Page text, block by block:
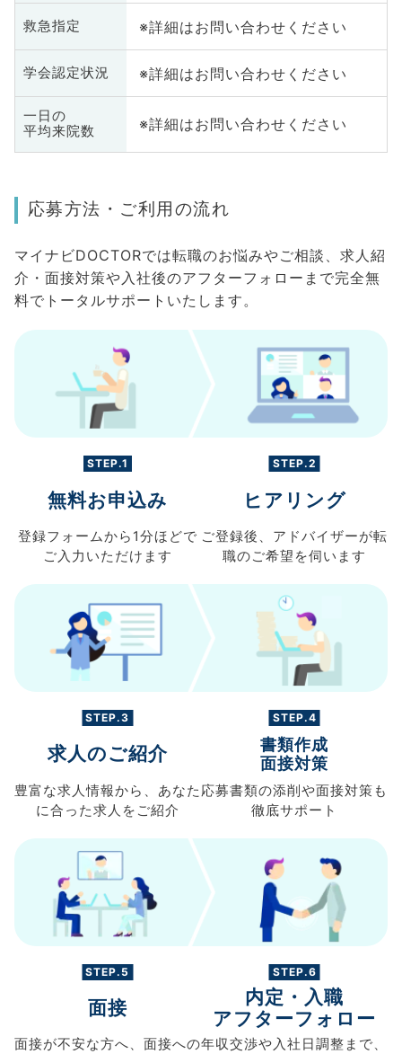
救急指定 ※詳細はお問い合わせください
学会認定状況 ※詳細はお問い合わせください
一日の
平均来院数
※詳細はお問い合わせください
応募方法・ご利用の流れ
マイナビDOCTORでは転職のお悩みやご相談、求人紹
介・面接対策や入社後のアフターフォローまで完全無
料でトータルサポートいたします。
STEP.1
無料お申込み
登録フォームから 1分ほどで
ご入力 いただけます
STEP.2
ヒアリング
ご登録後、 アドバイザーが転
職のご希望を伺います
STEP.3
求人のご紹介
豊富な求人情報から、 あなた
に合った求人を ご紹介
STEP.4
書類作成
面接対策
応募書類の添削や面接対策も
徹底サポート
STEP.5
面接
面接が不安な方へ、 面接への
STEP.6
内定・入職
アフターフォロー
年収交渉や入社日調整まで、